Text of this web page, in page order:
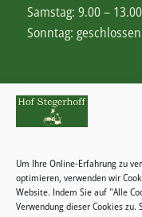
Um Ihre Online-Erfahrung zu
optimieren, verwenden wir
Website. Indem Sie auf "Alle
Verwendung dieser Cookies
Samstag: 9.00 –
Sonntag: geschlossen
Rechtliches
Widerrufsbelehrung